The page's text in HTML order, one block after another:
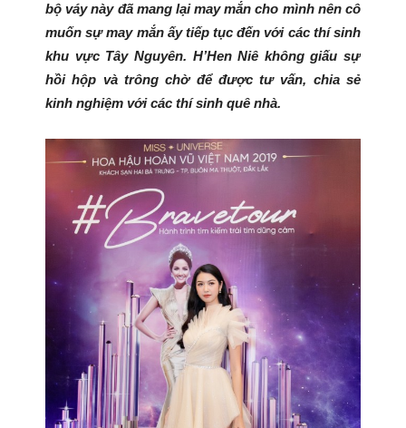
bộ váy này đã mang lại may mắn cho mình nên cô
muốn sự may mắn ấy tiếp tục đến với các thí sinh
khu vực Tây Nguyên. H’Hen Niê không giấu sự
hồi hộp và trông chờ để được tư vấn, chia sẻ
kinh nghiệm với các thí sinh quê nhà.